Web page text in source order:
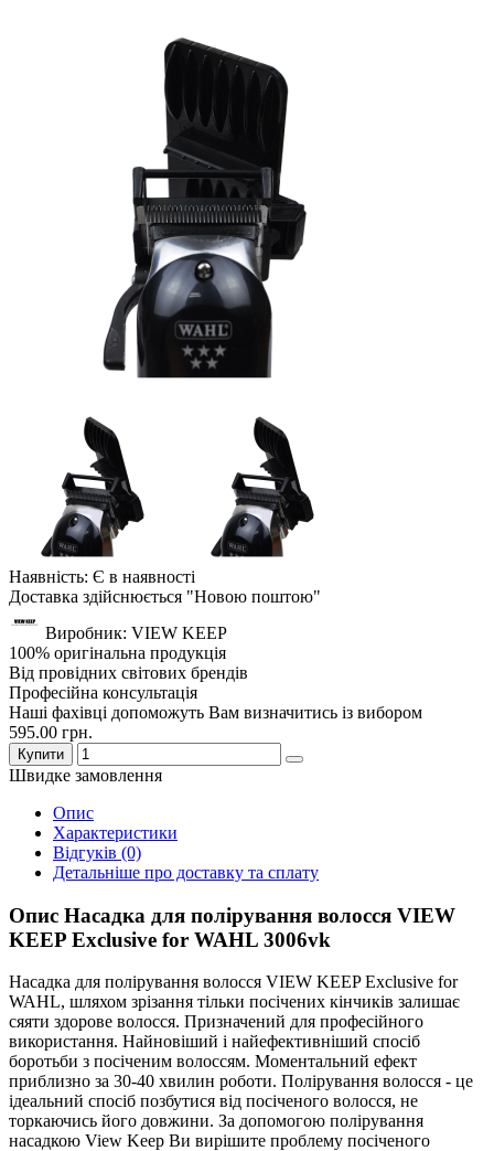
Наявність: Є в наявності
Доставка здійснюється "Новою поштою"
Виробник: VIEW KEEP
100% оригінальна продукція
Від провідних світових брендів
Професійна консультація
Наші фахівці допоможуть Вам визначитись із вибором
595.00 грн.
Купити
Швидке замовлення
Опис
Характеристики
Відгуків (0)
Детальніше про доставку та сплату
Опис Насадка для полірування волосся VIEW
KEEP Exclusive for WAHL 3006vk
Насадка для полірування волосся VIEW KEEP Exclusive for
WAHL, шляхом зрізання тільки посічених кінчиків залишає
сяяти здорове волосся. Призначений для професійного
використання. Найновіший і найефективніший спосіб
боротьби з посіченим волоссям. Моментальний ефект
приблизно за 30-40 хвилин роботи. Полірування волосся - це
ідеальний спосіб позбутися від посіченого волосся, не
торкаючись його довжини. За допомогою полірування
насадкою View Keep Ви вирішите проблему посіченого